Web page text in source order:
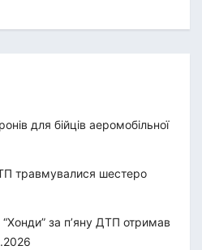
для бійців аеромобільної
травмувалися шестеро
за п’яну ДТП отримав